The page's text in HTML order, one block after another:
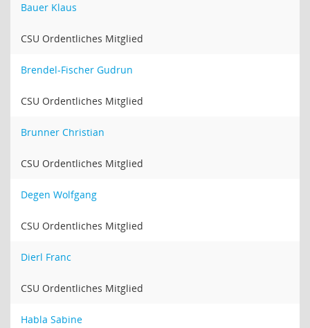
Bauer Klaus
CSU Ordentliches Mitglied
Brendel-Fischer Gudrun
CSU Ordentliches Mitglied
Brunner Christian
CSU Ordentliches Mitglied
Degen Wolfgang
CSU Ordentliches Mitglied
Dierl Franc
CSU Ordentliches Mitglied
Habla Sabine